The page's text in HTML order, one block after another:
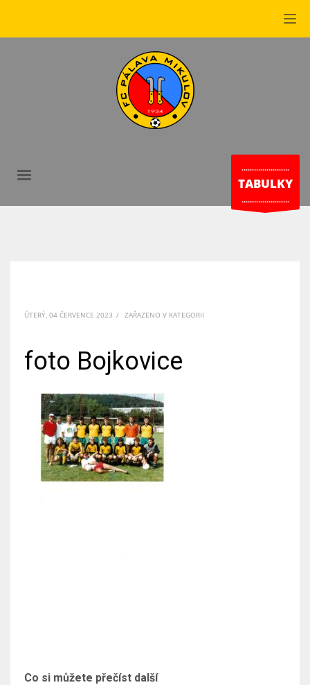
.......................
TABULKY
.......................
ÚTERÝ, 04 ČERVENCE 2023 / ZAŘAZENO V KATEGORII
foto Bojkovice
Co si můžete přečíst další